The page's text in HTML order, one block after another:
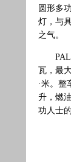
圆形多
灯，与
之气。
瓦，最
·米。整
升，燃
功人士